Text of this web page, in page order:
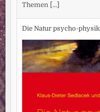
Themen
[...]
Die Natur psycho-